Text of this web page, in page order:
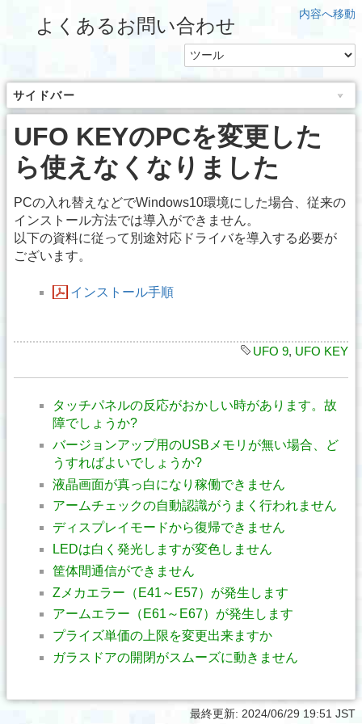
内容へ移動
よくあるお問い合わせ
サイドバー
UFO KEYのPCを変更した
ら使えなくなりました
PCの入れ替えなどでWindows10環境にした場合、従来の
インストール方法では導入ができません。
以下の資料に従って別途対応ドライバを導入する必要が
ございます。
インストール手順
UFO 9, UFO KEY
タッチパネルの反応がおかしい時があります。故
障でしょうか?
バージョンアップ用のUSBメモリが無い場合、ど
うすればよいでしょうか?
液晶画面が真っ白になり稼働できません
アームチェックの自動認識がうまく行われません
ディスプレイモードから復帰できません
LEDは白く発光しますが変色しません
筐体間通信ができません
Zメカエラー（E41～E57）が発生します
アームエラー（E61～E67）が発生します
プライズ単価の上限を変更出来ますか
ガラスドアの開閉がスムーズに動きません
最終更新: 2024/06/29 19:51 JST